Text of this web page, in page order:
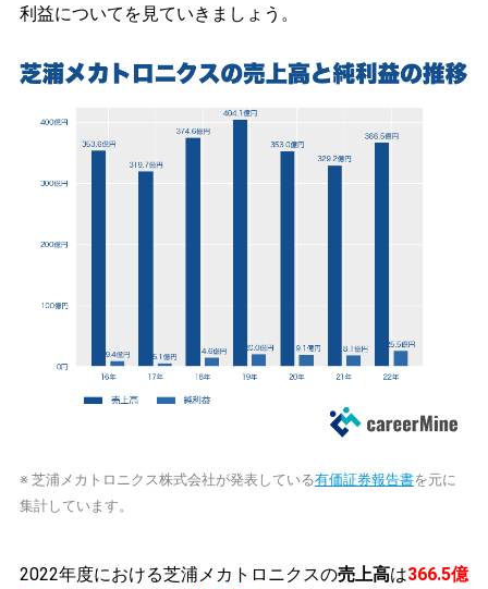
利益についてを見ていきましょう。
※ 芝浦メカトロニクス株式会社が発表している有価証券報告書を元に
集計しています。
2022年度における芝浦メカトロニクスの売上高は366.5億